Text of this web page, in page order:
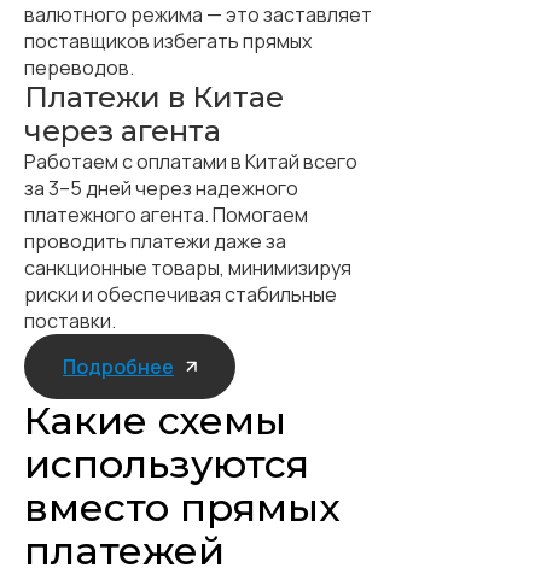
валютного режима — это заставляет
поставщиков избегать прямых
переводов.
Платежи в Китае
через агента
Работаем с оплатами в Китай всего
за 3–5 дней через надежного
платежного агента. Помогаем
проводить платежи даже за
санкционные товары, минимизируя
риски и обеспечивая стабильные
поставки.
Подробнее
Какие схемы
используются
вместо прямых
платежей